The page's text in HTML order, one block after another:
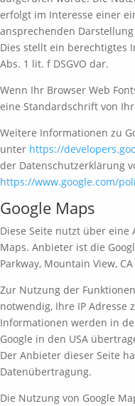
erfolgt im Interesse einer
ansprechenden
Dies stellt ein berechtigtes
Abs. 1 lit. f DSGVO dar.
Wenn Ihr Browser Web
eine Standardschrift von
Weitere Informationen zu
unter https://
der Datenschutzerklärung
https://www.google.com/
Google Maps
Diese Seite nutzt über eine
Maps. Anbieter ist die
Parkway, Mountain View, CA
Zur Nutzung der
notwendig, Ihre IP Adresse
Informationen werden in
Google in den USA
Der Anbieter dieser Seite
Datenübertragung.
Die Nutzung von Google